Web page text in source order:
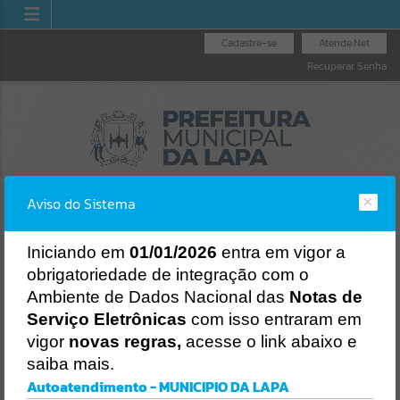
Atende.Net
Cadastre-se
Recuperar Senha
GERAL
MUNICÍPIO
LICITAÇÕES
NOTA FISCAL
ELETRÔNICA
Aviso do Sistema
Iniciando em 01/01/2026 entra em vigor a
obrigatoriedade de integração com o
Ambiente de Dados Nacional das Notas de
Serviço Eletrônicas com isso entraram em
vigor novas regras, acesse o link abaixo e
saiba mais.
Autoatendimento - MUNICIPIO DA LAPA
Erro
Gerenciamento do Sistema
Ocorreu um erro de script: